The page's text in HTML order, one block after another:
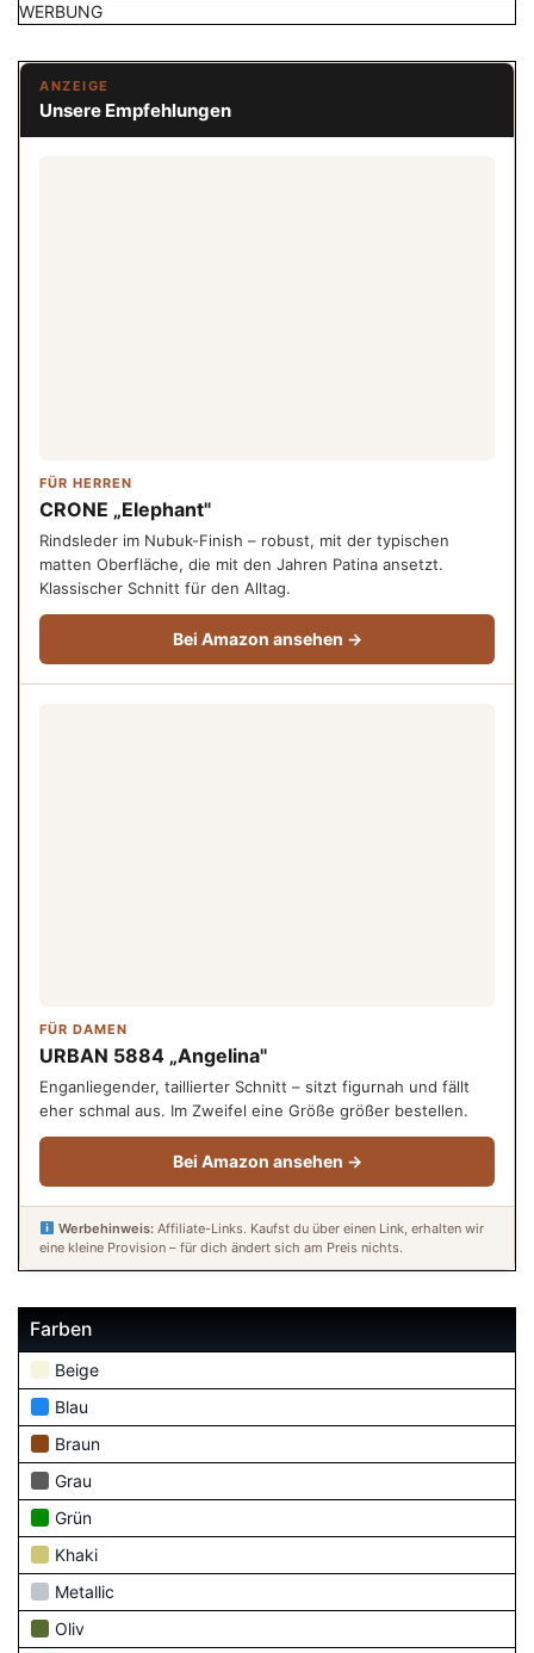
WERBUNG
ANZEIGE
Unsere Empfehlungen
FÜR HERREN
CRONE „Elephant"
Rindsleder im Nubuk-Finish – robust, mit der typischen
matten Oberfläche, die mit den Jahren Patina ansetzt.
Klassischer Schnitt für den Alltag.
Bei Amazon ansehen →
FÜR DAMEN
URBAN 5884 „Angelina"
Enganliegender, taillierter Schnitt – sitzt figurnah und fällt
eher schmal aus. Im Zweifel eine Größe größer bestellen.
Bei Amazon ansehen →
Werbehinweis:Affiliate-Links. Kaufst du über einen Link, erhalten wir
eine kleine Provision – für dich ändert sich am Preis nichts.
Farben
Beige
Blau
Braun
Grau
Grün
Khaki
Metallic
Oliv